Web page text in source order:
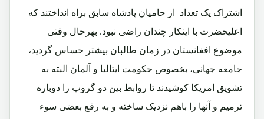
اشتراک یک تعداد از حامیان پادشاه سابق براه انداختند که
اعلیحضرت با اینکار چندان راضی نبود. بهرحال وقتی
موضوع افغانستان در زمان طالبان بیشتر حساس گردید،
جامعه جهانی، بخصوص حکومت ایتالیا و آلمان البته به
تشویق امریکا کوشیدند تا روابط بین دو گروپ را دوباره
ترمیم و آنها را باهم نزدیک ساخته و به رفع بعضی سوء